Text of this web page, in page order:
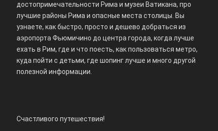
достопримечательности Рима и музеи Ватикана, про
лучшие районы Рима и опасные места столицы. Вы
узнаете, как быстро, просто и дешево добраться из
аэропорта Фьюмичино до центра города, когда лучше
ехать в Рим, где и что поесть, как пользоваться метро,
куда пойти с детьми, где шопинг лучше и много другой
полезной информации.
Счастливого путешествия!